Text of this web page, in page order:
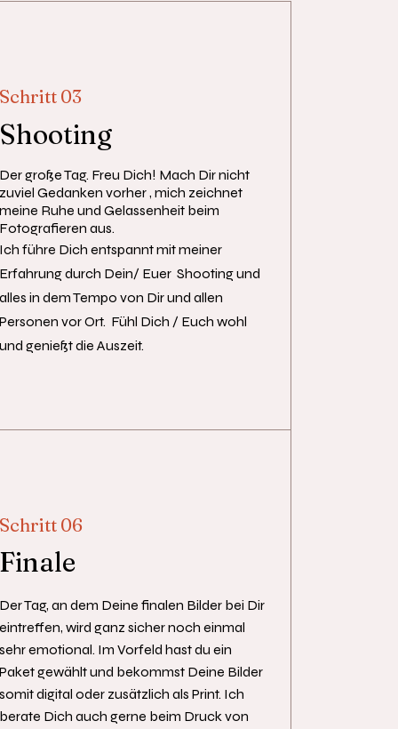
03
große Tag. Freu Dich! Mach Dir nicht
Gedanken vorher , mich zeichnet
Ruhe und Gelassenheit beim
aus.
führe Dich entspannt mit meiner
durch Dein/ Euer Shooting und
in dem Tempo von Dir und allen
vor Ort. Fühl Dich / Euch wohl
genießt die Auszeit.
06
Tag, an dem Deine finalen Bilder bei Dir
wird ganz sicher noch einmal
emotional. Im Vorfeld hast du ein
gewählt und bekommst Deine Bilder
digital oder zusätzlich als Print. Ich
Dich auch gerne beim Druck von